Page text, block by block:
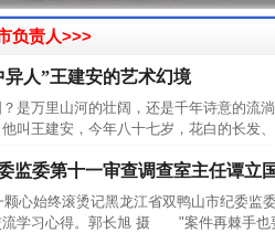
负责人>>>
人”王建安的艺术幻境
是万里山河的壮阔，还是千年诗意的
建安，今年八十七岁，花白的长发、
监委第十一审查调查室主任谭立
心始终滚烫记黑龙江省双鸭山市纪委监
流学习心得。郭长旭 摄 "案件再棘手也